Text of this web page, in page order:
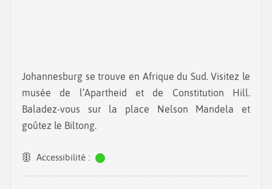
Johannesburg se trouve en Afrique du Sud. Visitez le
musée de l’Apartheid et de Constitution Hill.
Baladez-vous sur la place Nelson Mandela et
goûtez le Biltong.
Accessibilité :